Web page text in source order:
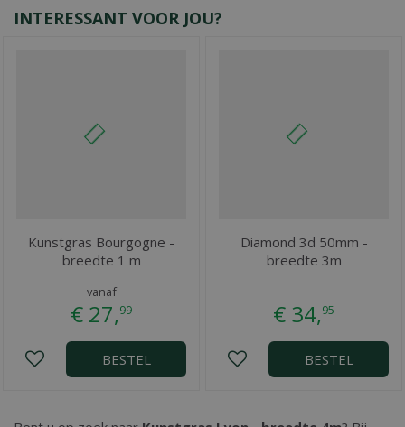
INTERESSANT VOOR JOU?
Kunstgras Bourgogne -
breedte 1 m
vanaf
€ 27,99
BESTEL
Diamond 3d 50mm -
breedte 3m
€ 34,95
BESTEL